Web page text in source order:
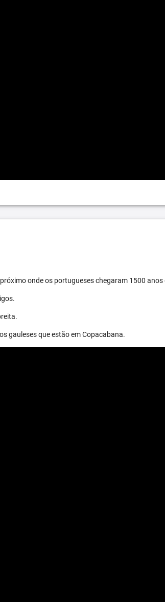
onde os portugueses chegaram 1500 anos
gauleses que estão em Copacabana.